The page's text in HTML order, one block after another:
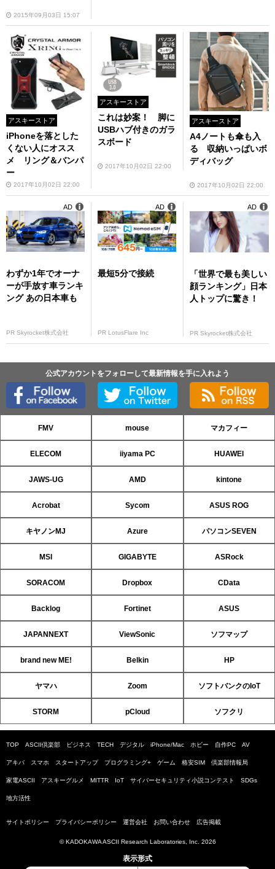
2015年09月03日 15:07
アスキーストア
iPhoneを落とした
くない人にオスス
メ リング＆バンパ
ー
2017年10月02日 22:00
アスキーストア
これは妙案！ 脚に
USBハブ付きのガラ
スボード
2017年10月02日 22:00
アスキーストア
A4ノートも傘も入
る 収納いっぱいボ
ディバッグ
2017年10月02日 22:00
わずか1年でオーナ
ーが手放す車ランキ
ング あの日本車も
PR Skyrocket株式会社
AD
最短5分で接続
PR LotusFlare Inc
AD
「世界で最も美しい
顔ランキング」日本
人トップに驚き！
PR Skyrocket株式会社
AD
公式アカウントをフォローして最新情報を手に入れよう
FMV mouse マカフィー
ELECOM iiyama PC HUAWEI
JAWS-UG AMD kintone
Acrobat Sycom ASUS ROG
キヤノンMJ Azure パソコンSEVEN
MSI GIGABYTE ASRock
SORACOM Dropbox CData
Backlog Fortinet ASUS
JAPANNEXT ViewSonic ソフマップ
brand new ME! Belkin HP
ヤマハ Zoom ソフトバンクのIoT
STORM pCloud ソフクリ
TOP ASCII倶楽部 ビジネス TECH デジタル iPhone/Mac ホビー 自作PC AV
アキバ スマホ スタートアップ プログラミング+ ゲーム 格安SIM 倶楽部情報局
家電ASCII アスキーグルメ MITTR IoT サイバーセキュリティ小説コンテスト SDGs
地方活性
サイトポリシー プライバシーポリシー 運営会社 お問い合わせ 広告掲載
© KADOKAWA ASCII Research Laboratories, Inc. 2026
表示形式